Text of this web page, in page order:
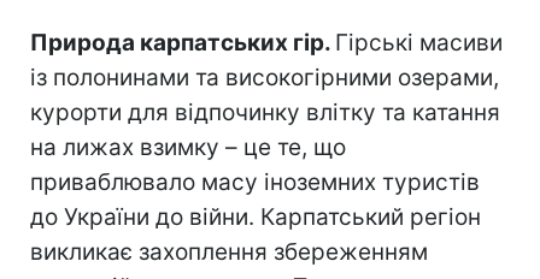
Природа карпатських гір. Гірські масиви
із полонинами та високогірними озерами,
курорти для відпочинку влітку та катання
на лижах взимку – це те, що
приваблювало масу іноземних туристів
до України до війни. Карпатський регіон
викликає захоплення збереженням